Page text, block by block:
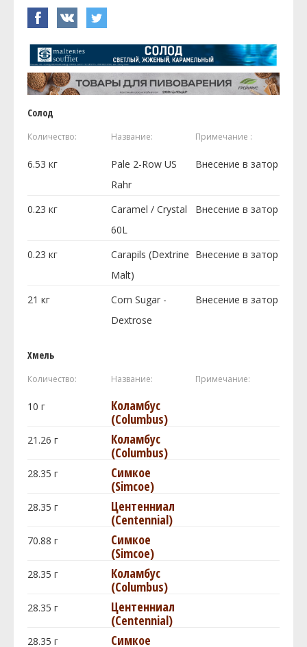
Солод
Количество: Название: Примечание :
6.53 кг
Pale 2-Row US
Rahr
Внесение в затор
0.23 кг
Caramel / Crystal
60L
Внесение в затор
0.23 кг
Carapils (Dextrine
Malt)
Внесение в затор
21 кг
Corn Sugar -
Dextrose
Внесение в затор
Хмель
Количество: Название: Примечание:
10 г
Коламбус
(Columbus)
21.26 г
Коламбус
(Columbus)
28.35 г
Симкое
(Simcoe)
28.35 г
Центенниал
(Centennial)
70.88 г
Симкое
(Simcoe)
28.35 г
Коламбус
(Columbus)
28.35 г
Центенниал
(Centennial)
28.35 г
Симкое